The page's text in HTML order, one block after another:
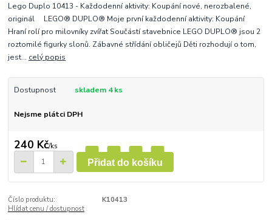
Lego Duplo 10413 - Každodenní aktivity: Koupání nové, nerozbalené,
originál LEGO® DUPLO® Moje první každodenní aktivity: Koupání
Hraní rolí pro milovníky zvířat Součástí stavebnice LEGO DUPLO® jsou 2
roztomilé figurky slonů. Zábavné střídání obličejů Děti rozhodují o tom,
jest... celý popis
Dostupnost skladem 4 ks
Nejsme plátci DPH
240 Kč/ks
Přidat do košíku
Číslo produktu:
K10413
Hlídat cenu / dostupnost